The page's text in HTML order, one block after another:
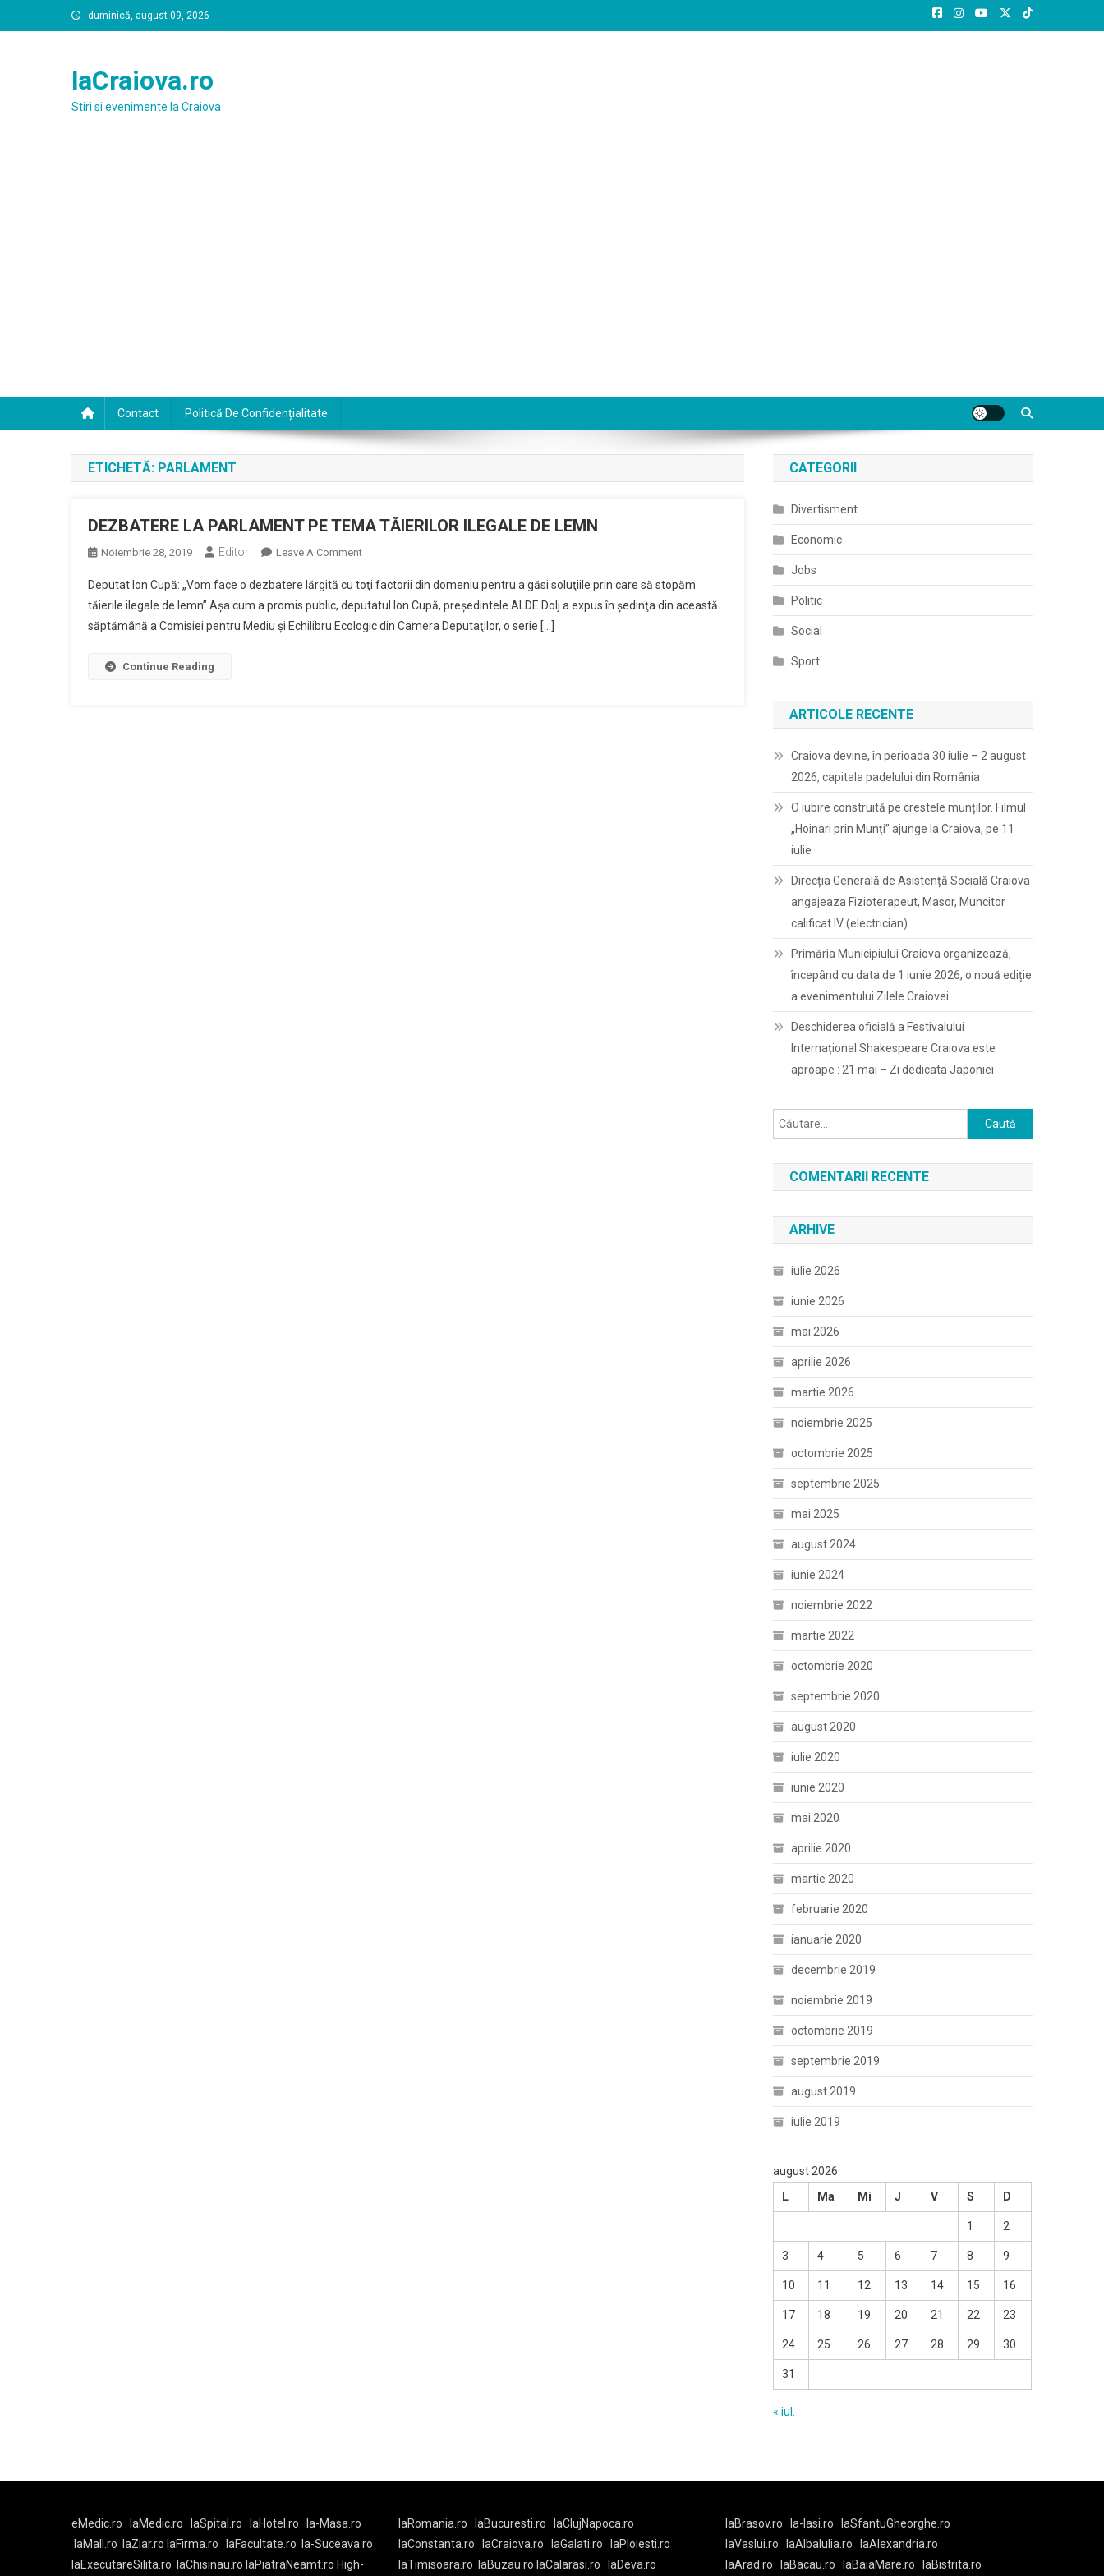
to
duminică, august 09, 2026
laCraiova.ro
Stiri si evenimente la Craiova
Contact Politică De Confidențialitate
ETICHETĂ: PARLAMENT
DEZBATERE LA PARLAMENT PE TEMA TĂIERILOR ILEGALE DE LEMN
Noiembrie 28, 2019 Editor Leave A CommentOn
LA
PARLAMENT
PE
Deputat Ion Cupă: „Vom face o dezbatere lărgită cu toţi factorii din domeniu pentru a găsi soluţiile prin care să stopăm
tăierile ilegale de lemn” Aşa cum a promis public, deputatul Ion Cupă, preşedintele ALDE Dolj a expus în şedinţa din această
săptămână a Comisiei pentru Mediu şi Echilibru Ecologic din Camera Deputaţilor, o serie […]
Continue Reading
CATEGORII
Divertisment
Economic
Jobs
Politic
Social
Sport
ARTICOLE RECENTE
Craiova devine, în perioada 30 iulie – 2 august
2026, capitala padelului din România
O iubire construită pe crestele munților. Filmul
„Hoinari prin Munți” ajunge la Craiova, pe 11
iulie
Direcția Generală de Asistență Socială Craiova
angajeaza Fizioterapeut, Masor, Muncitor
calificat IV (electrician)
Primăria Municipiului Craiova organizează,
începând cu data de 1 iunie 2026, o nouă ediție
a evenimentului Zilele Craiovei
Deschiderea oficială a Festivalului
Internațional Shakespeare Craiova este
aproape : 21 mai – Zi dedicata Japoniei
Caută
după:
COMENTARII RECENTE
ARHIVE
iulie 2026
iunie 2026
mai 2026
aprilie 2026
martie 2026
noiembrie 2025
octombrie 2025
septembrie 2025
mai 2025
august 2024
iunie 2024
noiembrie 2022
martie 2022
octombrie 2020
septembrie 2020
august 2020
iulie 2020
iunie 2020
mai 2020
aprilie 2020
martie 2020
februarie 2020
ianuarie 2020
decembrie 2019
noiembrie 2019
octombrie 2019
septembrie 2019
august 2019
iulie 2019
august 2026
L
Ma Mi J V S D
1 2
3 4 5 6 7 8 9
10 11 12 13 14 15 16
17 18 19 20 21 22 23
24 25 26 27 28 29 30
31
« iul.
eMedic.ro laMedic.ro laSpital.ro laHotel.ro
la-Masa.ro
laMall.ro
laZiar.ro laFirma.ro laFacultate.ro
la-Suceava.ro
laExecutareSilita.ro
laChisinau.ro laPiatraNeamt.ro High-
laRomania.ro laBucuresti.ro
laClujNapoca.ro
laConstanta.ro
laCraiova.ro laGalati.ro
laPloiesti.ro
laTimisoara.ro
laBuzau.ro laCalarasi.ro laDeva.ro
laBrasov.ro la-Iasi.ro
laSfantuGheorghe.ro
laVaslui.ro
laAlbaIulia.ro
laAlexandria.ro
laArad.ro
laBacau.ro laBaiaMare.ro laBistrita.ro